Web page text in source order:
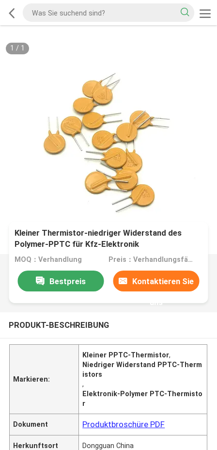
1 / 1
Kleiner Thermistor-niedriger Widerstand des
Polymer-PPTC für Kfz-Elektronik
MOQ：Verhandlung Preis：Verhandlungsfähig
Bestpreis Kontaktieren Sie
uns
PRODUKT-BESCHREIBUNG
Markieren:
Kleiner PPTC-Thermistor,
Niedriger Widerstand PPTC-Therm
istors
,
Elektronik-Polymer PTC-Thermisto
r
Dokument Produktbroschüre PDF
Herkunftsort Dongguan China